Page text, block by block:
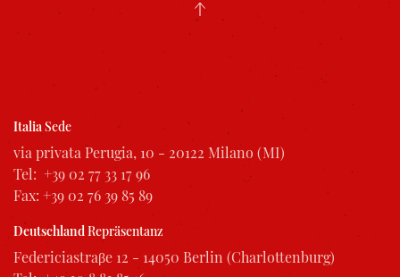
Italia Sede
via privata Perugia, 10 - 20122 Milano (MI)
Tel: +39 02 77 33 17 96
Fax: +39 02 76 39 85 89
Deutschland Repräsentanz
Federiciastraβe 12 - 14050 Berlin (Charlottenburg)